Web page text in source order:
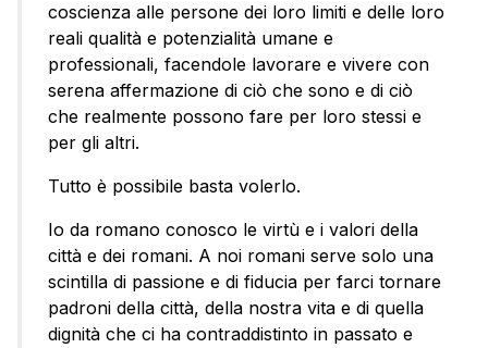
coscienza alle persone dei loro limiti e delle loro
reali qualità e potenzialità umane e
professionali, facendole lavorare e vivere con
serena affermazione di ciò che sono e di ciò
che realmente possono fare per loro stessi e
per gli altri.
Tutto è possibile basta volerlo.
Io da romano conosco le virtù e i valori della
città e dei romani. A noi romani serve solo una
scintilla di passione e di fiducia per farci tornare
padroni della città, della nostra vita e di quella
dignità che ci ha contraddistinto in passato e